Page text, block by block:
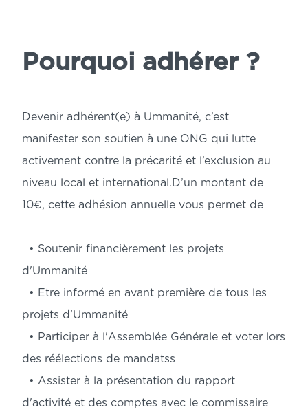
Pourquoi adhérer ?
Devenir adhérent(e) à Ummanité, c’est
manifester son soutien à une ONG qui lutte
activement contre la précarité et l’exclusion au
niveau local et international.D’un montant de
10€, cette adhésion annuelle vous permet de
d'Ummanité
projets d'Ummanité
des réélections de mandatss
d'activité et des comptes avec le commissaire